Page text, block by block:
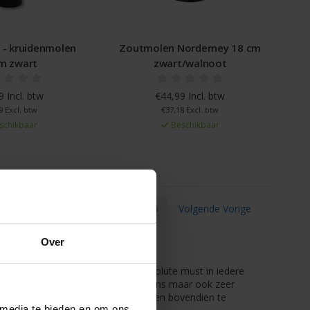
Over
kruidenmolen
zwart
Incl. btw
Excl. btw
Zoutmolen Norderney 18 cm
zwart/walnoot
€44,99 Incl. btw
€37,18 Excl. btw
Beschikbaar
6 Volgende Vorige
zoutmolen zijn natuurlijk een absolute must in iedere
Wij verkopen simpele molens maar ook zeer
serie zijn van hoge kwaliteit en bovendien te